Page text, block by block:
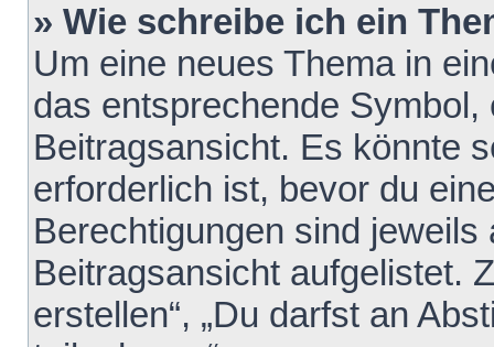
» Wie schreibe ich ein
Um eine neues Thema in
das entsprechende
Beitragsansicht. Es könnte
erforderlich ist, bevor du
Berechtigungen sind
Beitragsansicht aufgelistet.
erstellen“, „Du darfst an